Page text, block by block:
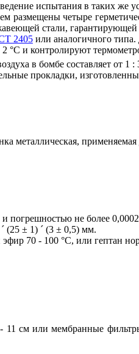
испытания в таких же
размещены четыре
стали, гарантирующей
2405или аналогичного типа.
°С и контролируют
в бомбе составляет от 1 :
прокладки,
металлическая,
погрешностью не более 0,0002
´(25 ± 1) ´(3 ± 0,5) мм.
70 - 100 °С, или гептан
- 11 см или мембранные